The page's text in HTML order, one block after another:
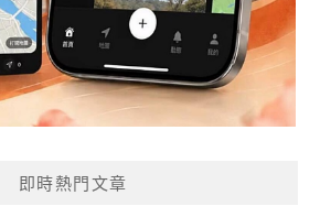
即時熱門文章